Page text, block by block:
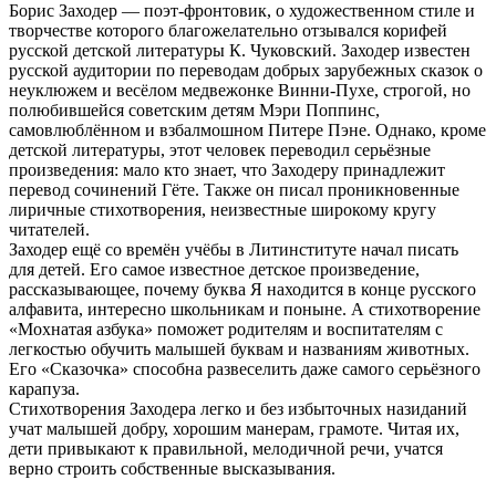
Борис Заходер — поэт-фронтовик, о художественном стиле и
творчестве которого благожелательно отзывался корифей
русской детской литературы К. Чуковский. Заходер известен
русской аудитории по переводам добрых зарубежных сказок о
неуклюжем и весёлом медвежонке Винни-Пухе, строгой, но
полюбившейся советским детям Мэри Поппинс,
самовлюблённом и взбалмошном Питере Пэне. Однако, кроме
детской литературы, этот человек переводил серьёзные
произведения: мало кто знает, что Заходеру принадлежит
перевод сочинений Гёте. Также он писал проникновенные
лиричные стихотворения, неизвестные широкому кругу
читателей.
Заходер ещё со времён учёбы в Литинституте начал писать
для детей. Его самое известное детское произведение,
рассказывающее, почему буква Я находится в конце русского
алфавита, интересно школьникам и поныне. А стихотворение
«Мохнатая азбука» поможет родителям и воспитателям с
легкостью обучить малышей буквам и названиям животных.
Его «Сказочка» способна развеселить даже самого серьёзного
карапуза.
Стихотворения Заходера легко и без избыточных назиданий
учат малышей добру, хорошим манерам, грамоте. Читая их,
дети привыкают к правильной, мелодичной речи, учатся
верно строить собственные высказывания.